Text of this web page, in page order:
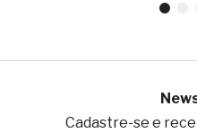
Cadastre-se e